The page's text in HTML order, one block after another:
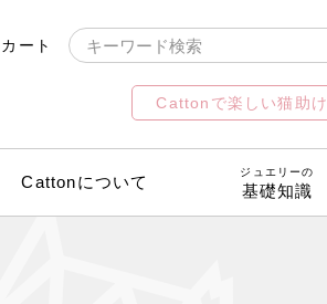
カート
Cattonで楽しい猫助け
Cattonについて
ジュエリーの
基礎知識